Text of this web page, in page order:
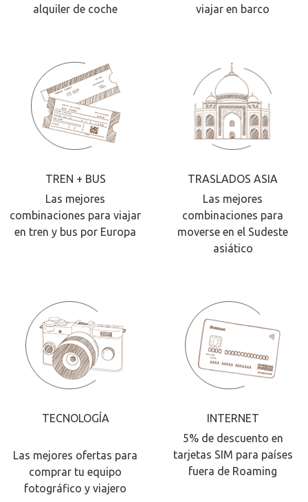
alquiler de coche
viajar en barco
TREN + BUS
Las mejores
combinaciones para viajar
en tren y bus por Europa
TRASLADOS ASIA
Las mejores
combinaciones para
moverse en el Sudeste
asiático
TECNOLOGÍA
Las mejores ofertas para
comprar tu equipo
fotográfico y viajero
INTERNET
5% de descuento en
tarjetas SIM para países
fuera de Roaming